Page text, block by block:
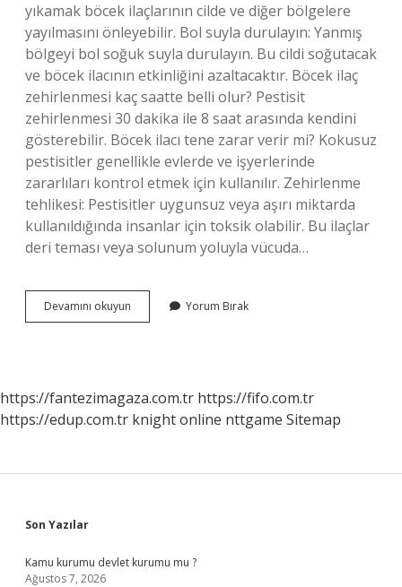
yıkamak böcek ilaçlarının cilde ve diğer bölgelere
yayılmasını önleyebilir. Bol suyla durulayın: Yanmış
bölgeyi bol soğuk suyla durulayın. Bu cildi soğutacak
ve böcek ilacının etkinliğini azaltacaktır. Böcek ilaç
zehirlenmesi kaç saatte belli olur? Pestisit
zehirlenmesi 30 dakika ile 8 saat arasında kendini
gösterebilir. Böcek ilacı tene zarar verir mi? Kokusuz
pestisitler genellikle evlerde ve işyerlerinde
zararlıları kontrol etmek için kullanılır. Zehirlenme
tehlikesi: Pestisitler uygunsuz veya aşırı miktarda
kullanıldığında insanlar için toksik olabilir. Bu ilaçlar
deri teması veya solunum yoluyla vücuda…
Devamını okuyun
Ilacı
Yapılmalı
Yorum Bırak
https://fantezimagaza.com.tr https://fifo.com.tr
https://edup.com.tr knight online nttgame Sitemap
Sidebar
Son Yazılar
Kamu kurumu devlet kurumu mu ?
Ağustos 7, 2026